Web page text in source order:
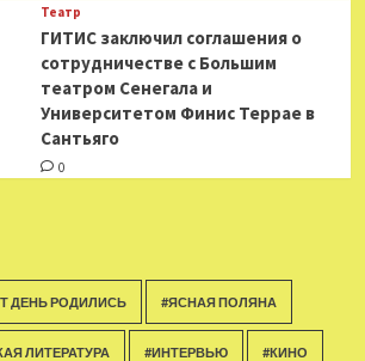
Театр
ГИТИС заключил соглашения о
сотрудничестве с Большим
театром Сенегала и
Университетом Финис Террае в
Сантьяго
0
ДЕНЬ РОДИЛИСЬ #ЯСНАЯ ПОЛЯНА
ЛИТЕРАТУРА #ИНТЕРВЬЮ #КИНО